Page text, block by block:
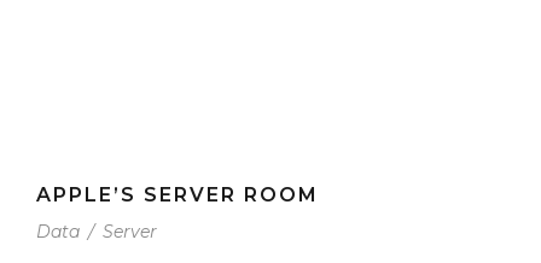
APPLE’S SERVER ROOM
Data / Server